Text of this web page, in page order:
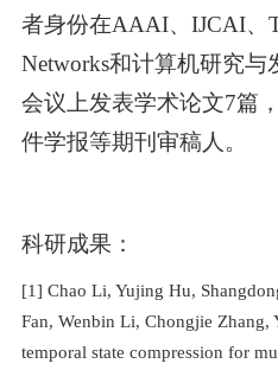
者身份在AAAI、 IJCAI、
Networks和计算机研究与
会议上发表学术论文7篇
件学报等期刊审稿人。
科研成果：
[1] Chao Li, Yujing Hu,
Fan, Wenbin Li, Chongjie Zhang,
temporal state compression for